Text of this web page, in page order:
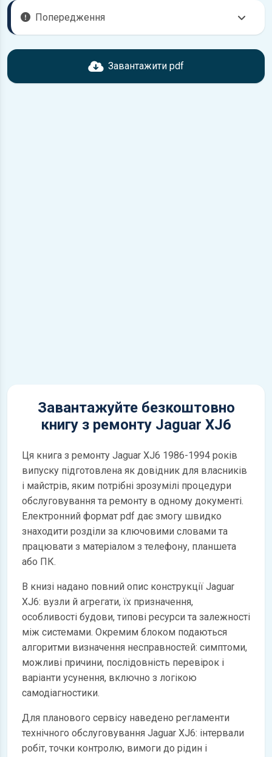
Попередження
Перед завантаженням ознайомтесь з характеристиками
Jaguar XJ6, що надані в книзі. Можливі розбіжності, якщо
Завантажити pdf
Завантажуйте безкоштовно
книгу з ремонту Jaguar XJ6
Ця книга з ремонту Jaguar XJ6 1986-1994 років
випуску підготовлена як довідник для власників
і майстрів, яким потрібні зрозумілі процедури
обслуговування та ремонту в одному документі.
Електронний формат pdf дає змогу швидко
знаходити розділи за ключовими словами та
працювати з матеріалом з телефону, планшета
або ПК.
В книзі надано повний опис конструкції Jaguar
XJ6: вузли й агрегати, їх призначення,
особливості будови, типові ресурси та залежності
між системами. Окремим блоком подаються
алгоритми визначення несправностей: симптоми,
можливі причини, послідовність перевірок і
варіанти усунення, включно з логікою
самодіагностики.
Для планового сервісу наведено регламенти
технічного обслуговування Jaguar XJ6: інтервали
робіт, точки контролю, вимоги до рідин і